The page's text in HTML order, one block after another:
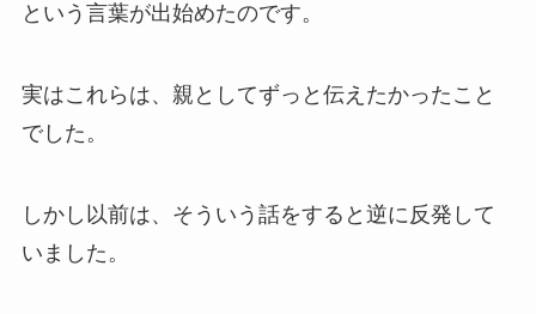
という言葉が出始めたのです。
実はこれらは、親としてずっと伝えたかったこと
でした。
しかし以前は、そういう話をすると逆に反発して
いました。